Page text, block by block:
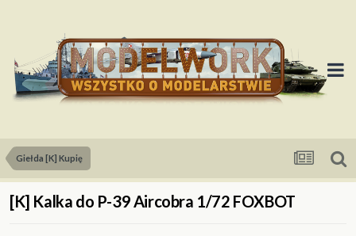
Giełda [K] Kupię
[K] Kalka do P-39 Aircobra 1/72 FOXBOT